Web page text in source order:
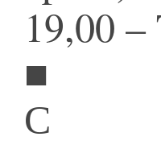
19,00
■
С